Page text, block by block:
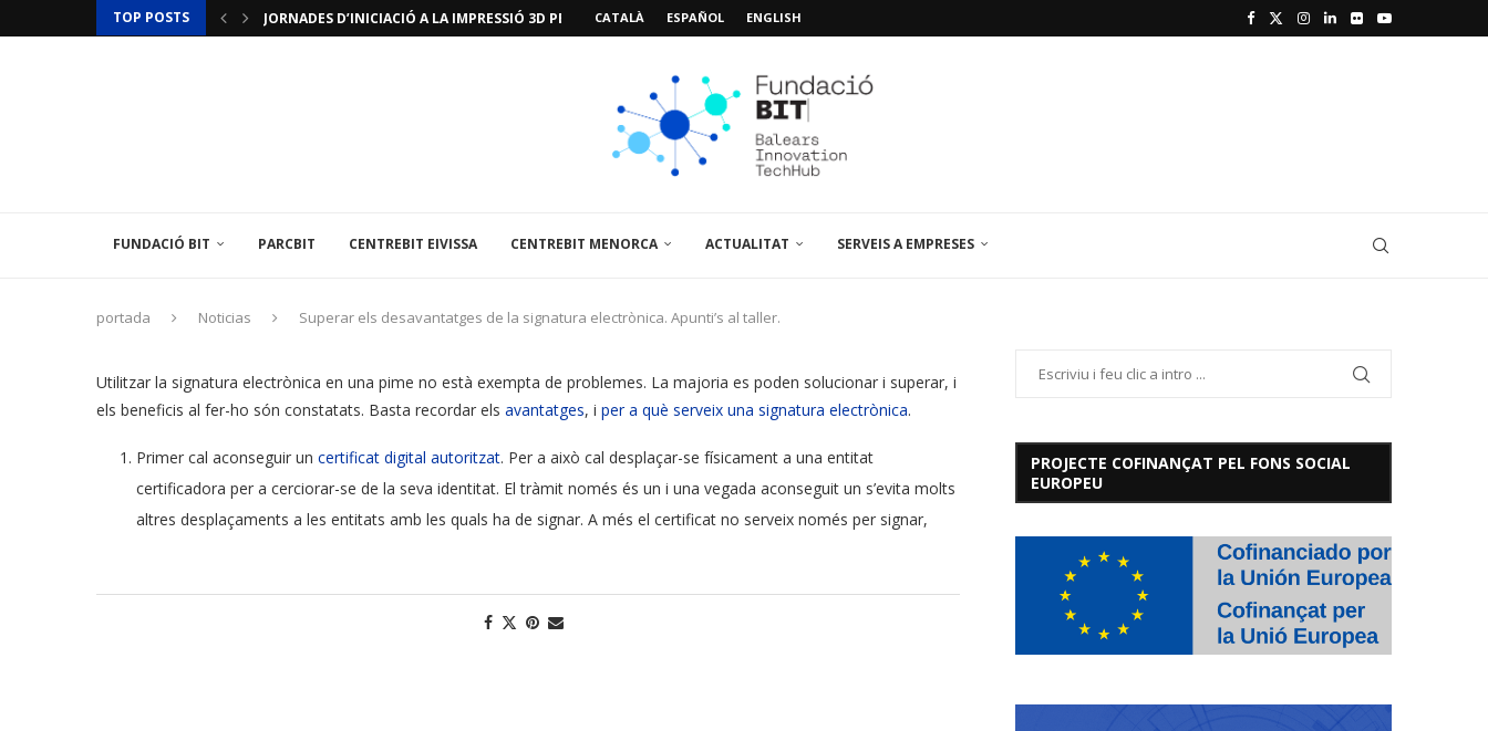
TOP POSTS
JORNADES D’INICIACIÓ A LA IMPRESSIÓ 3D PER A...CATALÀ ESPAÑOL ENGLISH
FUNDACIÓ BIT PARCBIT CENTREBIT EIVISSA CENTREBIT MENORCA ACTUALITAT SERVEIS A EMPRESES
portada Noticias Superar els desavantatges de la signatura electrònica. Apunti’s al taller.
Utilitzar la signatura electrònica en una pime no està exempta de problemes. La majoria es poden solucionar i superar, i
els beneficis al fer-ho són constatats. Basta recordar els avantatges, i per a què serveix una signatura electrònica.
Primer cal aconseguir un certificat digital autoritzat. Per a això cal desplaçar-se físicament a una entitat
certificadora per a cerciorar-se de la seva identitat. El tràmit només és un i una vegada aconseguit un s’evita molts
altres desplaçaments a les entitats amb les quals ha de signar. A més el certificat no serveix només per signar,
PROJECTE COFINANÇAT PEL FONS SOCIAL
EUROPEU